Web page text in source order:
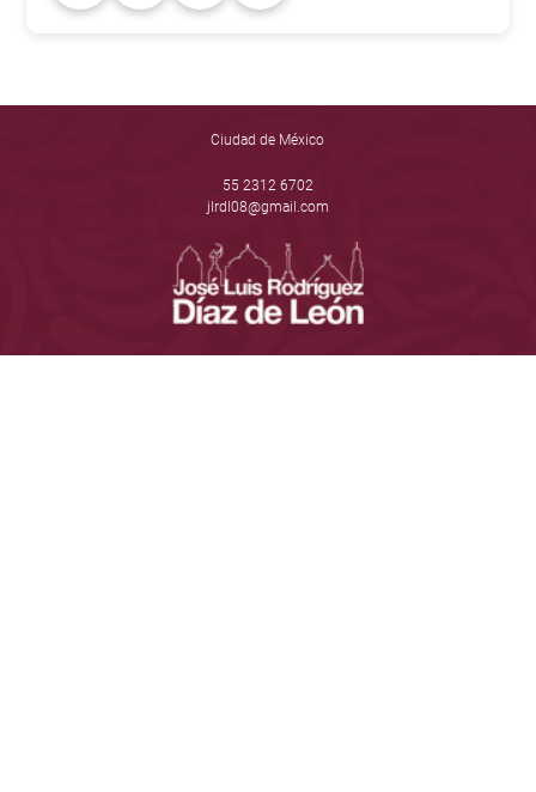
Ciudad de México
55 2312 6702
jlrdl08@gmail.com